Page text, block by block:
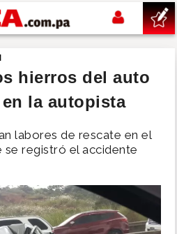
hierros del auto
la autopista
labores de rescate en el
se registró el accidente